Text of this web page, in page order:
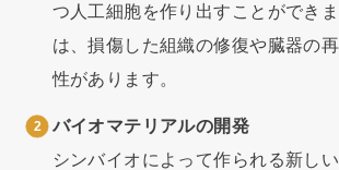
つ人工細胞を作り出すことができ
は、損傷した組織の修復や臓器の
性があります。
バイオマテリアルの開発
シンバイオによって作られる新し